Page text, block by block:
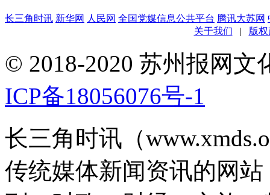
长三角时讯 新华网 人民网 全国党媒信息公共平台 腾讯大苏网
关于我们
| 版
© 2018-2020 苏州报网
ICP备18056076号-1
长三角时讯（
传统媒体新闻资讯的网